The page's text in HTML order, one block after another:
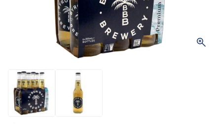
zoom_in